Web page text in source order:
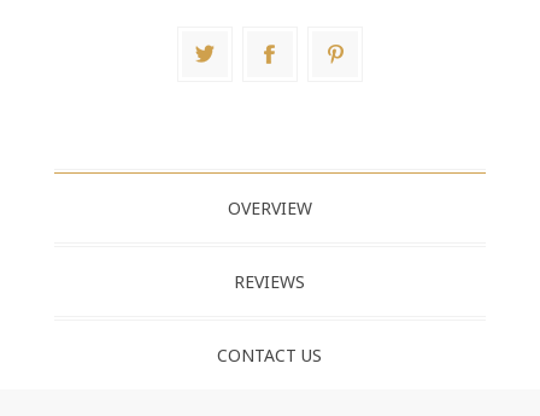
OVERVIEW
REVIEWS
CONTACT US